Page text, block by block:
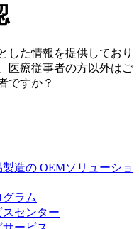
剤
る膝関節。日常の生活
？傷めてしまった場合
があるのでしょう。
と）
した情報を提供しており
医療従事者の方以外はご
ですか？
造の OEMソリューショ
グラム
センター